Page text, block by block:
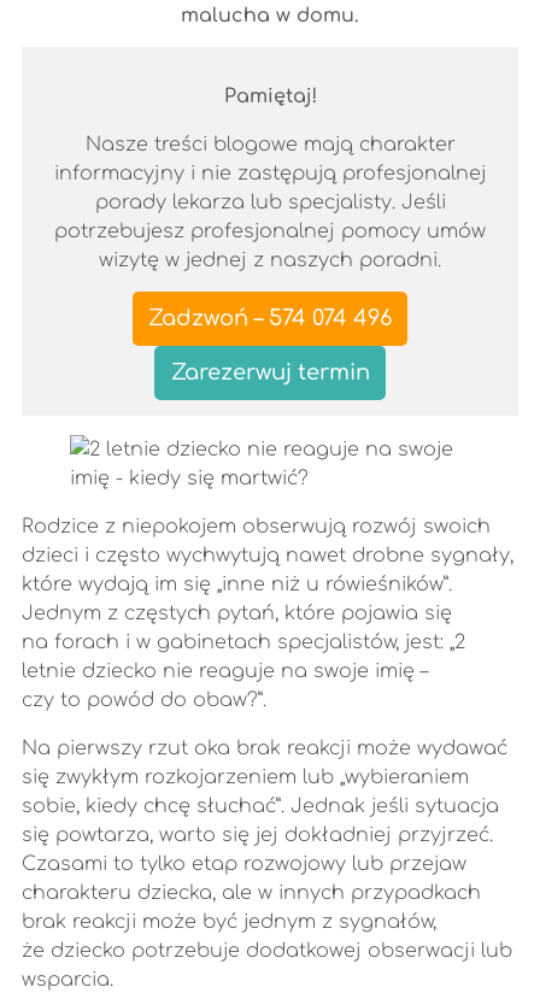
malucha w domu.
Pamiętaj!
Nasze treści blogowe mają charakter
informacyjny i nie zastępują profesjonalnej
porady lekarza lub specjalisty. Jeśli
potrzebujesz profesjonalnej pomocy umów
wizytę w jednej z naszych poradni.
Zadzwoń – 574 074 496
Zarezerwuj termin
Rodzice z niepokojem obserwują rozwój swoich
dzieci i często wychwytują nawet drobne sygnały,
które wydają im się „inne niż u rówieśników”.
Jednym z częstych pytań, które pojawia się
na forach i w gabinetach specjalistów, jest: „2
letnie dziecko nie reaguje na swoje imię –
czy to powód do obaw?”.
Na pierwszy rzut oka brak reakcji może wydawać
się zwykłym rozkojarzeniem lub „wybieraniem
sobie, kiedy chcę słuchać”. Jednak jeśli sytuacja
się powtarza, warto się jej dokładniej przyjrzeć.
Czasami to tylko etap rozwojowy lub przejaw
charakteru dziecka, ale w innych przypadkach
brak reakcji może być jednym z sygnałów,
że dziecko potrzebuje dodatkowej obserwacji lub
wsparcia.